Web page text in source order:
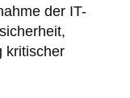
der IT-
kritischer